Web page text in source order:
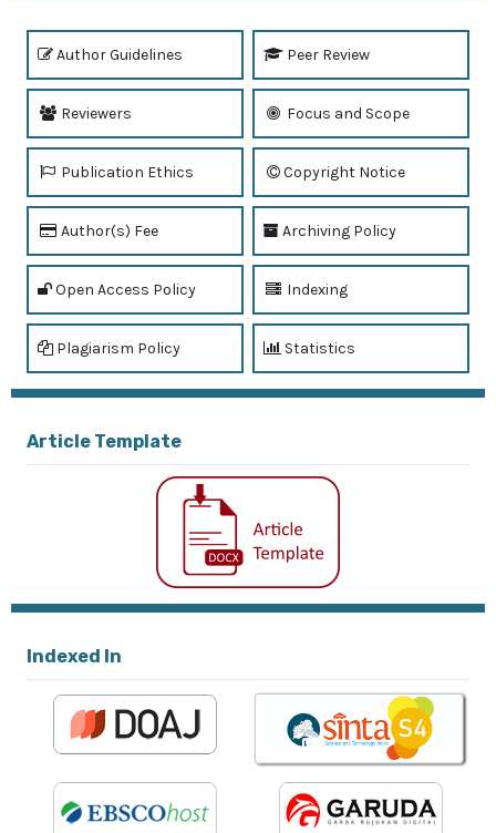
Author Guidelines Peer Review
Reviewers Focus and Scope
Publication Ethics Copyright Notice
Author(s) Fee Archiving Policy
Open Access Policy Indexing
Plagiarism Policy Statistics
Article Template
Indexed In